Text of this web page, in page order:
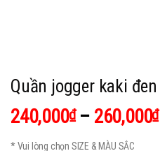
Quần jogger kaki đen
240,000₫– 260,000₫
* Vui lòng chọn SIZE & MÀU SẮC